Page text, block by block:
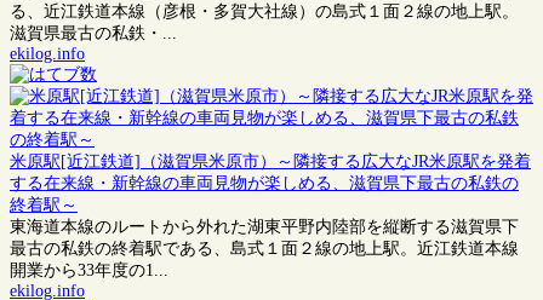
る、近江鉄道本線（彦根・多賀大社線）の島式１面２線の地上駅。
滋賀県最古の私鉄・...
ekilog.info
米原駅[近江鉄道]（滋賀県米原市）～隣接する広大なJR米原駅を発着
する在来線・新幹線の車両見物が楽しめる、滋賀県下最古の私鉄の
終着駅～
東海道本線のルートから外れた湖東平野内陸部を縦断する滋賀県下
最古の私鉄の終着駅である、島式１面２線の地上駅。近江鉄道本線
開業から33年度の1...
ekilog.info